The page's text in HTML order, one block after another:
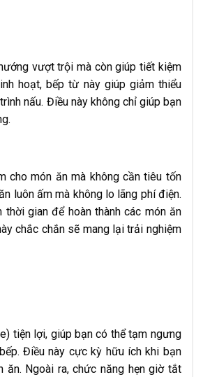
vượt trội mà còn giúp tiết kiệm
hoạt, bếp từ này giúp giảm thiểu
nấu. Điều này không chỉ giúp bạn
cho món ăn mà không cần tiêu tốn
luôn ấm mà không lo lãng phí điện.
gian để hoàn thành các món ăn
chắc chắn sẽ mang lại trải nghiệm
tiện lợi, giúp bạn có thể tạm ngưng
Điều này cực kỳ hữu ích khi bạn
ăn. Ngoài ra, chức năng hẹn giờ tắt